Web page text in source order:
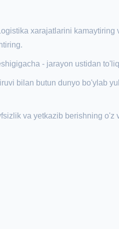
xarajatlarini kamaytiring
- jarayon ustidan
bilan butun dunyo bo'ylab
va yetkazib berishning o'z